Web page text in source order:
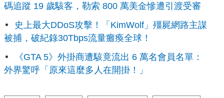
碼追蹤 19 歲駭客，勒索 800 萬美金慘遭引渡受審
史上最大DDoS攻擊！「KimWolf」殭屍網路主謀
被捕，破紀錄30Tbps流量癱瘓全球！
《GTA 5》外掛商遭駭竟流出 6 萬名會員名單：
外界驚呼「原來這麼多人在開掛！」